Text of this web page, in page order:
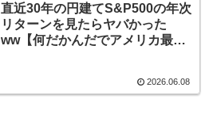
直近30年の円建てS&P500の年次
リターンを見たらヤバかった
ww【何だかんだでアメリカ最強
2026.06.08